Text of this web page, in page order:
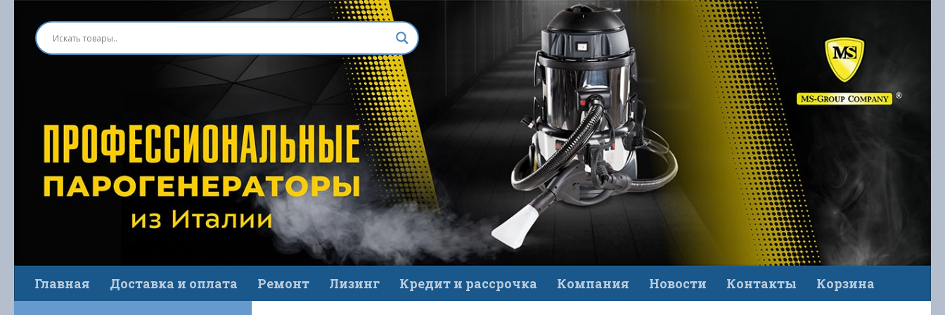
Перейти к содержимому
Главная Доставка и оплата Ремонт Лизинг Кредит и рассрочка Компания Новости Контакты Корзина